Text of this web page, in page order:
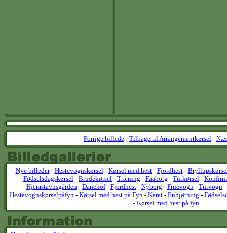
Forrige billede - Tilbage til Arrangementkørsel -
Nye billeder- Hestevognskørsel- Kørsel med hest- Fjordhest-
Fødselsdagskørsel - Brudekørsel - Træning - Faaborg - Turkørsel -
Hjemstavnsgården- Danehof- Fjordhest- Nyborg - Fruevogn- Turvogn-
Hestevognskørselpåfyn- Kørsel med hest på Fyn- Karet- Enhjørning -
- Kørsel med hest på fyn